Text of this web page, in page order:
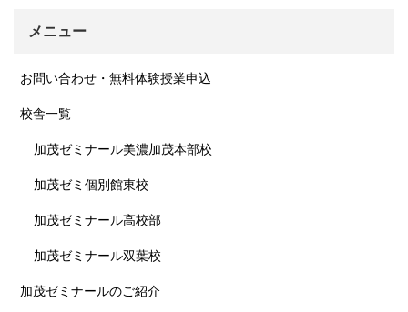
メニュー
お問い合わせ・無料体験授業申込
校舎一覧
加茂ゼミナール美濃加茂本部校
加茂ゼミ個別館東校
加茂ゼミナール高校部
加茂ゼミナール双葉校
加茂ゼミナールのご紹介